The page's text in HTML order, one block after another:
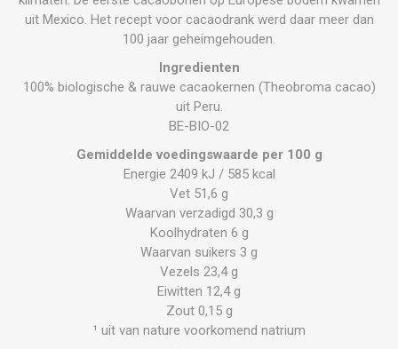
uit Mexico. Het recept voor cacaodrank werd daar meer dan
100 jaar geheimgehouden.
Ingredienten
100% biologische & rauwe cacaokernen (Theobroma cacao)
uit Peru.
BE-BIO-02
Gemiddelde voedingswaarde per 100 g
Energie 2409 kJ / 585 kcal
Vet 51,6 g
Waarvan verzadigd 30,3 g
Koolhydraten 6 g
Waarvan suikers 3 g
Vezels 23,4 g
Eiwitten 12,4 g
Zout 0,15 g
¹ uit van nature voorkomend natrium